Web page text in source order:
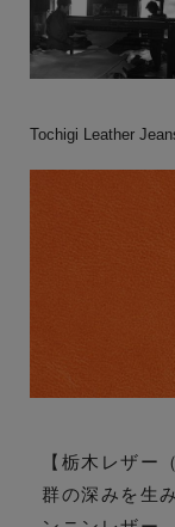
Tochigi Leather
【栃木レザー
群の深みを生